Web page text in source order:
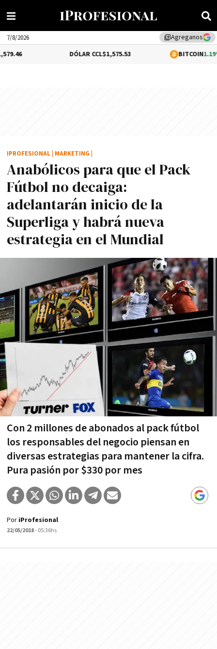
library_addAgreganos
7/8/2026
$1,575.53 1.19%
Anabólicos para que el Pack
Fútbol no decaiga:
adelantarán inicio de la
Superliga y habrá nueva
estrategia en el Mundial
Con 2 millones de abonados al pack fútbol
los responsables del negocio piensan en
diversas estrategias para mantener la cifra.
Pura pasión por $330 por mes
IPROFESIONAL MARKETING
Por iProfesional
22/05/2018- 05:36hs